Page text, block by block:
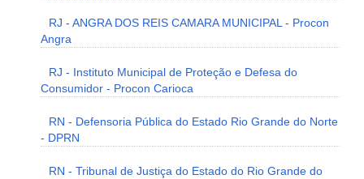
RJ - ANGRA DOS REIS CAMARA MUNICIPAL - Procon
Angra
RJ - Instituto Municipal de Proteção e Defesa do
Consumidor - Procon Carioca
RN - Defensoria Pública do Estado Rio Grande do Norte
- DPRN
RN - Tribunal de Justiça do Estado do Rio Grande do